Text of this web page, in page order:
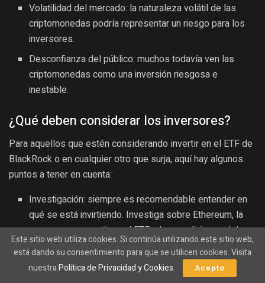
Volatilidad del mercado: la naturaleza volátil de las
criptomonedas podría representar un riesgo para los
inversores.
Desconfianza del público: muchos todavía ven las
criptomonedas como una inversión riesgosa e
inestable.
¿Qué deben considerar los inversores?
Para aquellos que estén considerando invertir en el ETF de
BlackRock o en cualquier otro que surja, aquí hay algunos
puntos a tener en cuenta:
Investigación: siempre es recomendable entender en
qué se está invirtiendo. Investiga sobre Ethereum, la
empresa que gestiona el ETF y las condiciones del
mercado.
Riesgo: considera cuánto estás dispuesto a arriesgar
Este sitio web utiliza cookies. Si continúa utilizando este sitio web,
está dando su consentimiento para que se utilicen cookies. Visita
nuestraPolítica de Privacidad y Cookies. Acepto